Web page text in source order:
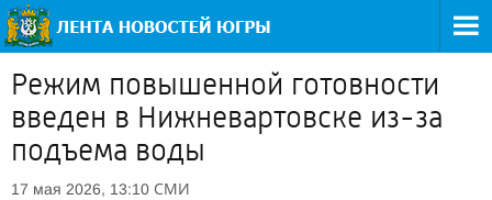
Режим повышенной готовности
введен в Нижневартовске из-за
подъема воды
17 мая 2026, 13:10 СМИ